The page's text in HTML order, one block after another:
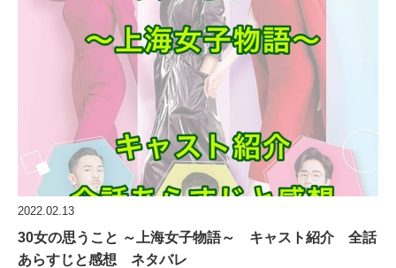
2022.02.13
30女の思うこと ～上海女子物語～ キャスト紹介 全話
あらすじと感想 ネタバレ